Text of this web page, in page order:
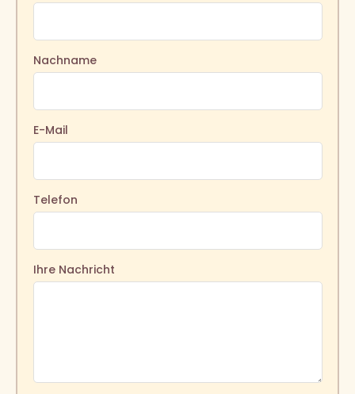
Nachname
E-Mail
Telefon
Ihre Nachricht